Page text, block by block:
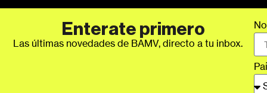
Enterate primero
Las últimas novedades de BAMV, directo a tu inbox.